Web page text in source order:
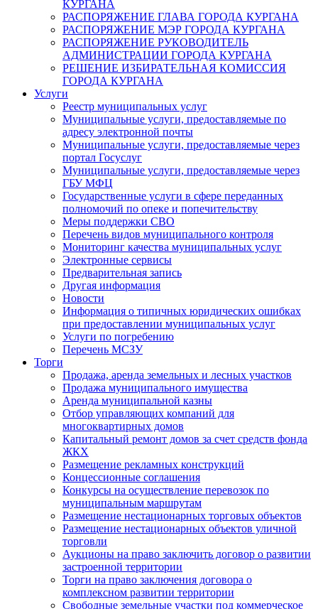
КУРГАНА
РАСПОРЯЖЕНИЕ ГЛАВА ГОРОДА КУРГАНА
РАСПОРЯЖЕНИЕ МЭР ГОРОДА КУРГАНА
РАСПОРЯЖЕНИЕ РУКОВОДИТЕЛЬ
АДМИНИСТРАЦИИ ГОРОДА КУРГАНА
РЕШЕНИЕ ИЗБИРАТЕЛЬНАЯ КОМИССИЯ
ГОРОДА КУРГАНА
Услуги
Реестр муниципальных услуг
Муниципальные услуги, предоставляемые по
адресу электронной почты
Муниципальные услуги, предоставляемые через
портал Госуслуг
Муниципальные услуги, предоставляемые через
ГБУ МФЦ
Государственные услуги в сфере переданных
полномочий по опеке и попечительству
Меры поддержки СВО
Перечень видов муниципального контроля
Мониторинг качества муниципальных услуг
Электронные сервисы
Предварительная запись
Другая информация
Новости
Информация о типичных юридических ошибках
при предоставлении муниципальных услуг
Услуги по погребению
Перечень МСЗУ
Торги
Продажа, аренда земельных и лесных участков
Продажа муниципального имущества
Аренда муниципальной казны
Отбор управляющих компаний для
многоквартирных домов
Капитальный ремонт домов за счет средств фонда
ЖКХ
Размещение рекламных конструкций
Концессионные соглашения
Конкурсы на осуществление перевозок по
муниципальным маршрутам
Размещение нестационарных торговых объектов
Размещение нестационарных объектов уличной
торговли
Аукционы на право заключить договор о развитии
застроенной территории
Торги на право заключения договора о
комплексном развитии территории
Свободные земельные участки под коммерческое